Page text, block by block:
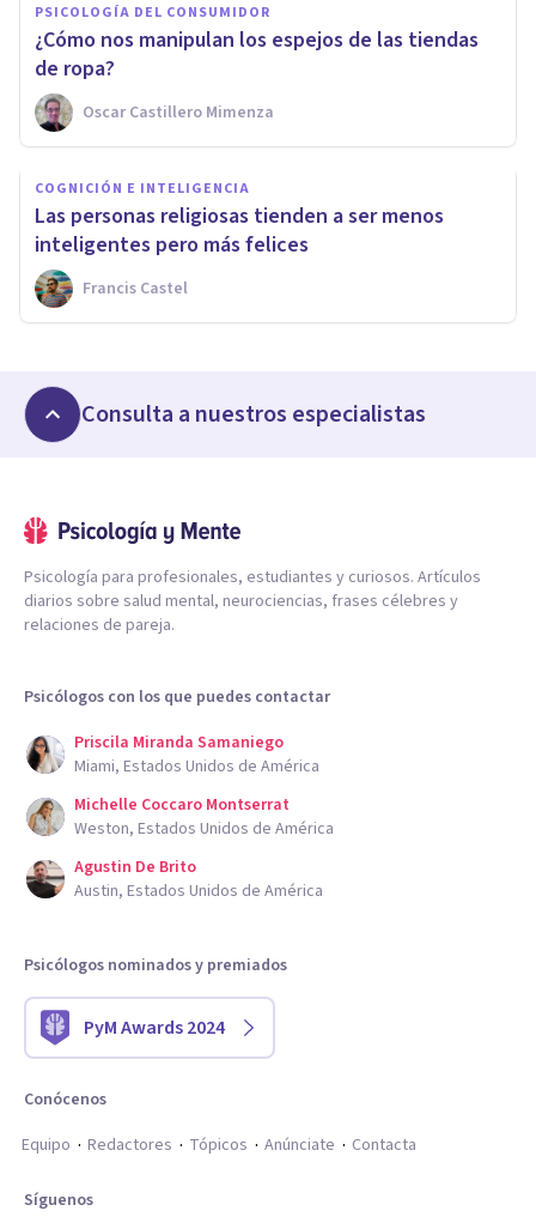
PSICOLOGÍA DEL CONSUMIDOR
¿Cómo nos manipulan los espejos de las tiendas
de ropa?
Oscar Castillero Mimenza
COGNICIÓN E INTELIGENCIA
Las personas religiosas tienden a ser menos
inteligentes pero más felices
Francis Castel
Consulta a nuestros especialistas
Psicología para profesionales, estudiantes y curiosos. Artículos
diarios sobre salud mental, neurociencias, frases célebres y
relaciones de pareja.
Psicólogos con los que puedes contactar
Priscila Miranda Samaniego
Miami, Estados Unidos de América
Michelle Coccaro Montserrat
Weston, Estados Unidos de América
Agustin De Brito
Austin, Estados Unidos de América
Psicólogos nominados y premiados
PyM Awards 2024
Conócenos
Equipo
Redactores Tópicos Anúnciate Contacta
Síguenos